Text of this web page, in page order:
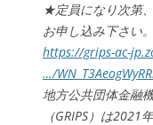
★定員になり次第
お申し込み下さい。
https://grips-ac-
…/
地方公共団体金融
（GRIPS）は